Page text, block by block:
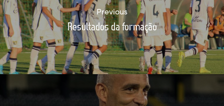
Previous
Resultados da formação